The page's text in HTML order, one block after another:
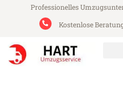
Professionelles
Kostenlose